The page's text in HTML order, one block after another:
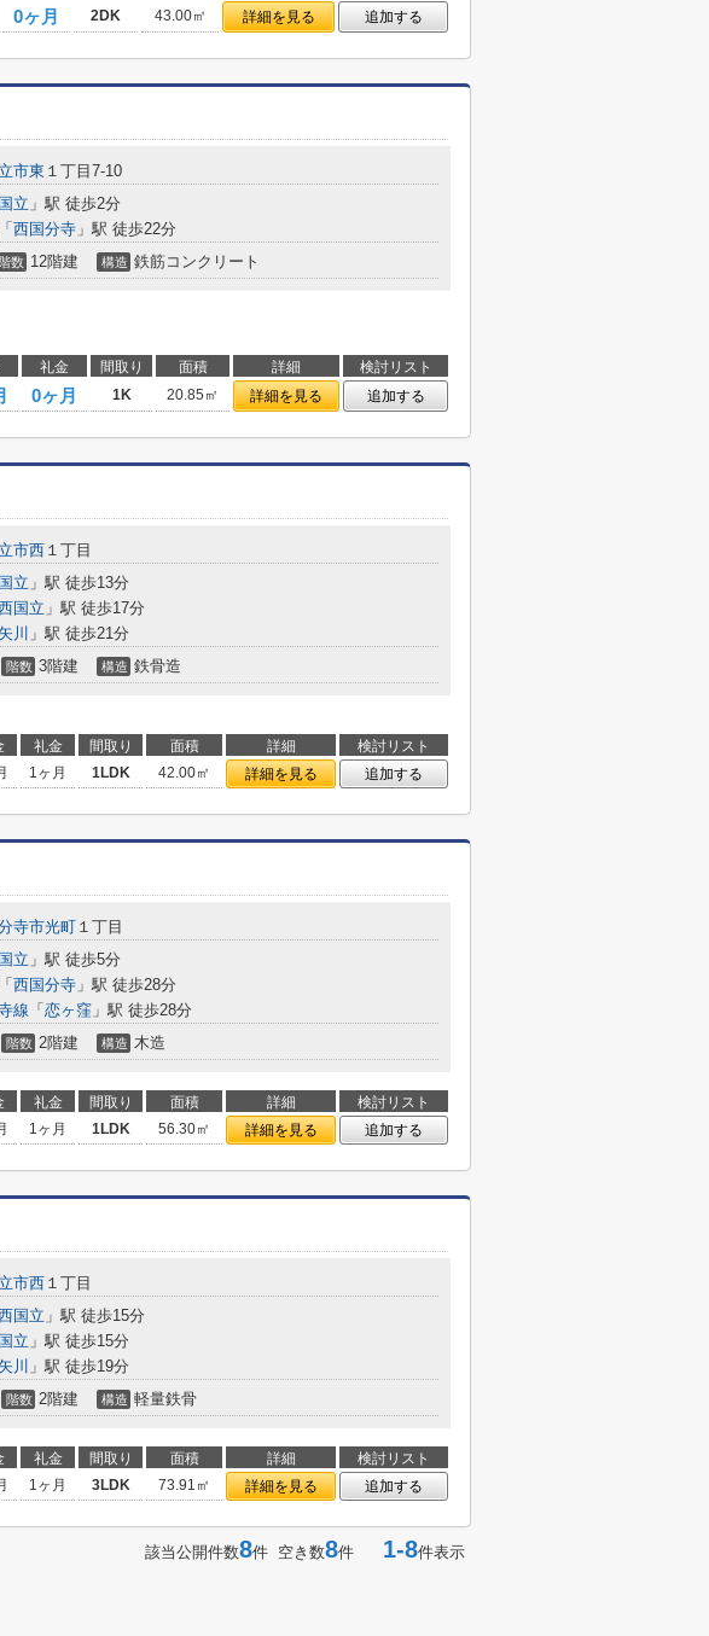
0ヶ月 2DK 43.00㎡ 詳細を見る 追加する
市東 １丁目7-10
国立 」駅 徒歩2分
「 西国分寺 」駅 徒歩22分
数 12階建 構造 鉄筋コンクリート
礼金 間取り 面積 詳細
検討リスト
0ヶ月 1K 20.85㎡ 詳細を見る 追加する
市西 １丁目
国立 」駅 徒歩13分
国立 」駅 徒歩17分
矢川 」駅 徒歩21分
階数 3階建 構造 鉄骨造
礼金 間取り 面積 詳細
検討リスト
1ヶ月 1LDK 42.00㎡ 詳細を見る 追加する
寺市光町 １丁目
国立 」駅 徒歩5分
「 西国分寺 」駅 徒歩28分
線 「 恋ヶ窪 」駅 徒歩28分
階数 2階建 構造 木造
礼金 間取り 面積 詳細
検討リスト
1ヶ月 1LDK 56.30㎡ 詳細を見る 追加する
市西 １丁目
国立 」駅 徒歩15分
国立 」駅 徒歩15分
矢川 」駅 徒歩19分
階数 2階建 構造 軽量鉄骨
礼金 間取り 面積 詳細
検討リスト
1ヶ月 3LDK 73.91㎡ 詳細を見る 追加する
該当公開件数8件 空き数8件 1-8件表示